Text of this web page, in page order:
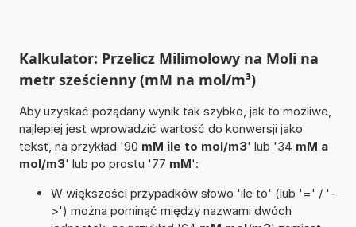
Kalkulator: Przelicz Milimolowy na Moli na
metr sześcienny (mM na mol/m³)
Aby uzyskać pożądany wynik tak szybko, jak to możliwe,
najlepiej jest wprowadzić wartość do konwersji jako
tekst, na przykład '90 mM ile to mol/m3' lub '34 mM a
mol/m3' lub po prostu '77 mM':
W większości przypadków słowo 'ile to' (lub '=' / '-
>') można pominąć między nazwami dwóch